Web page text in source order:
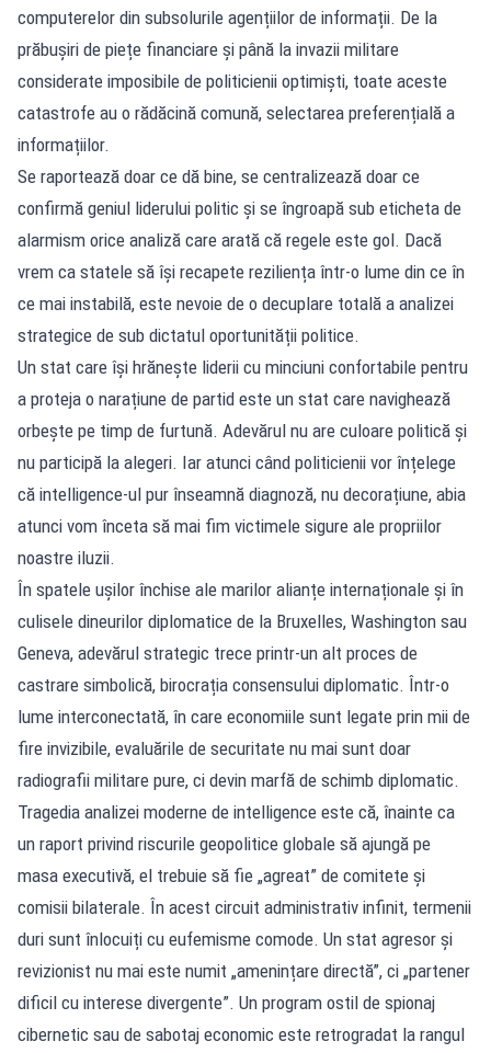
computerelor din subsolurile agențiilor de informații. De la
prăbușiri de piețe financiare și până la invazii militare
considerate imposibile de politicienii optimiști, toate aceste
catastrofe au o rădăcină comună, selectarea preferențială a
informațiilor.
Se raportează doar ce dă bine, se centralizează doar ce
confirmă geniul liderului politic și se îngroapă sub eticheta de
alarmism orice analiză care arată că regele este gol. Dacă
vrem ca statele să își recapete reziliența într-o lume din ce în
ce mai instabilă, este nevoie de o decuplare totală a analizei
strategice de sub dictatul oportunității politice.
Un stat care își hrănește liderii cu minciuni confortabile pentru
a proteja o narațiune de partid este un stat care navighează
orbește pe timp de furtună. Adevărul nu are culoare politică și
nu participă la alegeri. Iar atunci când politicienii vor înțelege
că intelligence-ul pur înseamnă diagnoză, nu decorațiune, abia
atunci vom înceta să mai fim victimele sigure ale propriilor
noastre iluzii.
În spatele ușilor închise ale marilor alianțe internaționale și în
culisele dineurilor diplomatice de la Bruxelles, Washington sau
Geneva, adevărul strategic trece printr-un alt proces de
castrare simbolică, birocrația consensului diplomatic. Într-o
lume interconectată, în care economiile sunt legate prin mii de
fire invizibile, evaluările de securitate nu mai sunt doar
radiografii militare pure, ci devin marfă de schimb diplomatic.
Tragedia analizei moderne de intelligence este că, înainte ca
un raport privind riscurile geopolitice globale să ajungă pe
masa executivă, el trebuie să fie „agreat” de comitete și
comisii bilaterale. În acest circuit administrativ infinit, termenii
duri sunt înlocuiți cu eufemisme comode. Un stat agresor și
revizionist nu mai este numit „amenințare directă”, ci „partener
dificil cu interese divergente”. Un program ostil de spionaj
cibernetic sau de sabotaj economic este retrogradat la rangul